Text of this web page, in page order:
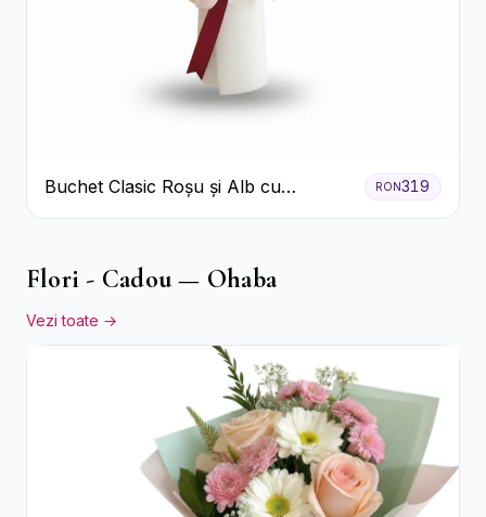
Buchet Clasic Roșu și Alb cu
Crizanteme
RON319
Flori - Cadou — Ohaba
Vezi toate →